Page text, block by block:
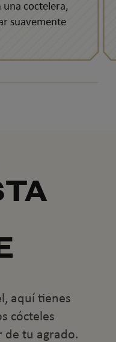
una coctelera,
suavemente
aquí tienes
cócteles
de tu agrado.